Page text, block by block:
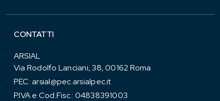
CONTATTI
ARSIAL
Via Rodolfo Lanciani, 38, 00162 Roma
PEC:arsial@pec.arsialpec.it
P.IVA e Cod.Fisc.: 04838391003